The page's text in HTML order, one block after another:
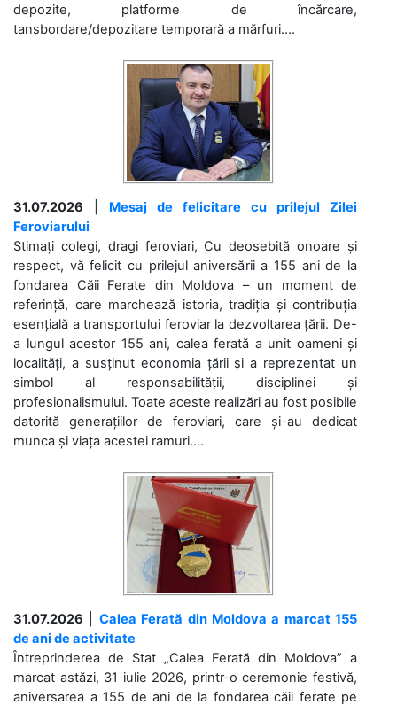
depozite, platforme de încărcare,
tansbordare/depozitare temporară a mărfuri....
31.07.2026
Mesaj de felicitare cu prilejul Zilei
Feroviarului
Stimați colegi, dragi feroviari, Cu deosebită onoare și
respect, vă felicit cu prilejul aniversării a 155 ani de la
fondarea Căii Ferate din Moldova – un moment de
referință, care marchează istoria, tradiția și contribuția
esențială a transportului feroviar la dezvoltarea țării. De-
a lungul acestor 155 ani, calea ferată a unit oameni și
localități, a susținut economia țării și a reprezentat un
simbol al responsabilității, disciplinei și
profesionalismului. Toate aceste realizări au fost posibile
datorită generațiilor de feroviari, care și-au dedicat
munca și viața acestei ramuri....
31.07.2026
Calea Ferată din Moldova a marcat 155
de ani de activitate
Întreprinderea de Stat „Calea Ferată din Moldova” a
marcat astăzi, 31 iulie 2026, printr-o ceremonie festivă,
aniversarea a 155 de ani de la fondarea căii ferate pe